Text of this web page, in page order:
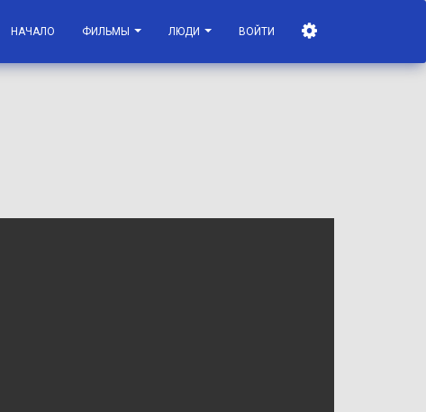
НАЧАЛО ФИЛЬМЫ ЛЮДИ ВОЙТИ